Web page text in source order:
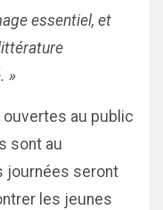
essentiel, et
»
au public
sont au
journées seront
les jeunes